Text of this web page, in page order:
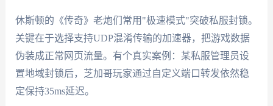
休斯顿的《传奇》老炮们常用"极速模式"突破私服封锁。
关键在于选择支持UDP混淆传输的加速器，把游戏数据
伪装成正常网页流量。有个真实案例：某私服管理员设
置地域封锁后，芝加哥玩家通过自定义端口转发依然稳
定保持35ms延迟。